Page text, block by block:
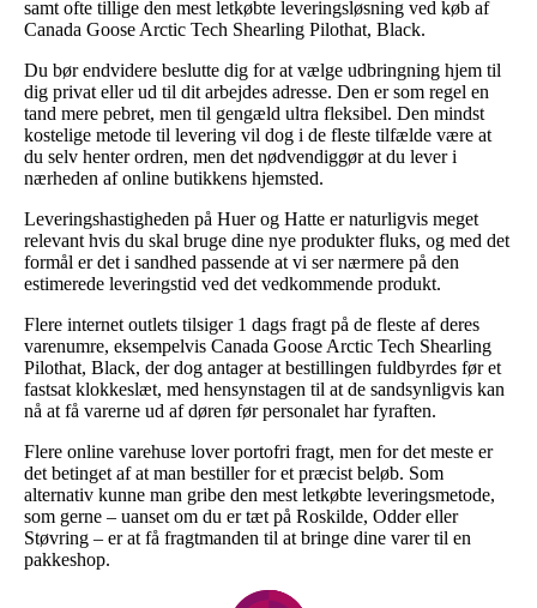
samt ofte tillige den mest letkøbte leveringsløsning ved køb af
Canada Goose Arctic Tech Shearling Pilothat, Black.
Du bør endvidere beslutte dig for at vælge udbringning hjem til
dig privat eller ud til dit arbejdes adresse. Den er som regel en
tand mere pebret, men til gengæld ultra fleksibel. Den mindst
kostelige metode til levering vil dog i de fleste tilfælde være at
du selv henter ordren, men det nødvendiggør at du lever i
nærheden af online butikkens hjemsted.
Leveringshastigheden på Huer og Hatte er naturligvis meget
relevant hvis du skal bruge dine nye produkter fluks, og med det
formål er det i sandhed passende at vi ser nærmere på den
estimerede leveringstid ved det vedkommende produkt.
Flere internet outlets tilsiger 1 dags fragt på de fleste af deres
varenumre, eksempelvis Canada Goose Arctic Tech Shearling
Pilothat, Black, der dog antager at bestillingen fuldbyrdes før et
fastsat klokkeslæt, med hensynstagen til at de sandsynligvis kan
nå at få varerne ud af døren før personalet har fyraften.
Flere online varehuse lover portofri fragt, men for det meste er
det betinget af at man bestiller for et præcist beløb. Som
alternativ kunne man gribe den mest letkøbte leveringsmetode,
som gerne – uanset om du er tæt på Roskilde, Odder eller
Støvring – er at få fragtmanden til at bringe dine varer til en
pakkeshop.